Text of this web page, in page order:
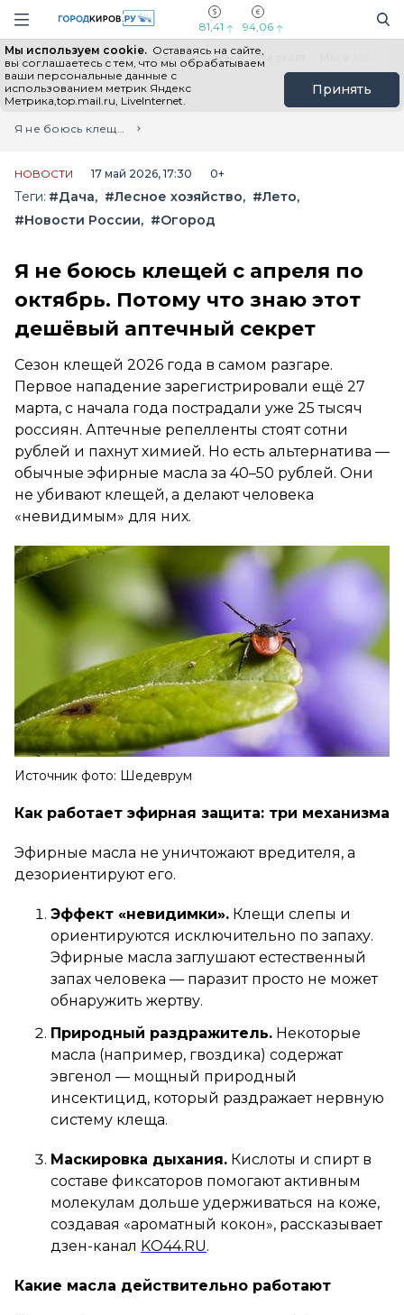
Навигация сайта
81,41 94,06
Мы используем cookie. Оставаясь на сайте,
вы соглашаетесь с тем, что мы обрабатываем
ваши персональные данные с
использованием метрик Яндекс
Метрика,top.mail.ru, LiveInternet.
Принять
Выборы - 2026 Все новости Мы в Telegram
Главная
Лента новостей
Я не боюсь клещей с апреля по октябрь. Потому что знаю этот дешёвый аптечный секрет
НОВОСТИ 17 май 2026, 17:30 0+
Теги: #Дача #Лесное хозяйство
#Лето
#Новости России
#Огород
Я не боюсь клещей с апреля по
октябрь. Потому что знаю этот
дешёвый аптечный секрет
Сезон клещей 2026 года в самом разгаре.
Первое нападение зарегистрировали ещё 27
марта, с начала года пострадали уже 25 тысяч
россиян. Аптечные репелленты стоят сотни
рублей и пахнут химией. Но есть альтернатива —
обычные эфирные масла за 40–50 рублей. Они
не убивают клещей, а делают человека
«невидимым» для них.
Источник фото: Шедеврум
Как работает эфирная защита: три механизма
Эфирные масла не уничтожают вредителя, а
дезориентируют его.
Эффект «невидимки». Клещи слепы и
ориентируются исключительно по запаху.
Эфирные масла заглушают естественный
запах человека — паразит просто не может
обнаружить жертву.
Природный раздражитель. Некоторые
масла (например, гвоздика) содержат
эвгенол — мощный природный
инсектицид, который раздражает нервную
систему клеща.
Маскировка дыхания. Кислоты и спирт в
составе фиксаторов помогают активным
молекулам дольше удерживаться на коже,
создавая «ароматный кокон», рассказывает
дзен-канал KO44.RU.
Какие масла действительно работают